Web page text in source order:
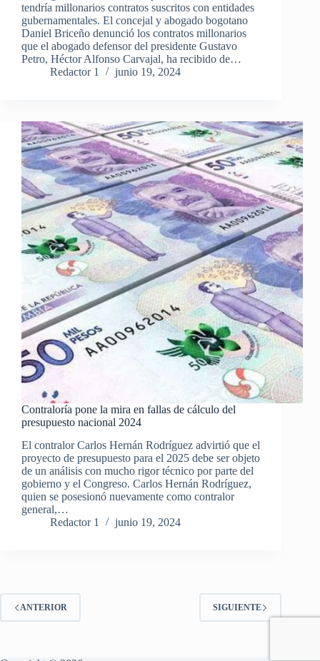
tendría millonarios contratos suscritos con entidades
gubernamentales. El concejal y abogado bogotano
Daniel Briceño denunció los contratos millonarios
que el abogado defensor del presidente Gustavo
Petro, Héctor Alfonso Carvajal, ha recibido de…
Redactor 1
junio 19, 2024
Contraloría pone la mira en fallas de cálculo del
presupuesto nacional 2024
El contralor Carlos Hernán Rodríguez advirtió que el
proyecto de presupuesto para el 2025 debe ser objeto
de un análisis con mucho rigor técnico por parte del
gobierno y el Congreso. Carlos Hernán Rodríguez,
quien se posesionó nuevamente como contralor
general,…
Redactor 1
junio 19, 2024
ANTERIOR SIGUIENTE